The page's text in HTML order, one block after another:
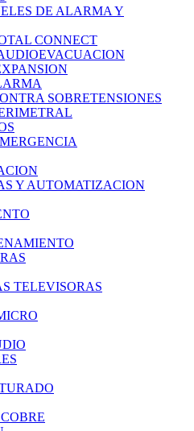
DE ALARMA Y
CONNECT
SOBRETENSIONES
Y AUTOMATIZACION
TELEVISORAS